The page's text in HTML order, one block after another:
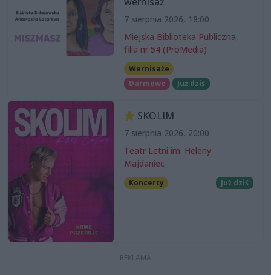
7 sierpnia 2026, 18:00
Miejska Biblioteka Publiczna,
filia nr 54 (ProMedia)
Wernisaże
Darmowe
Już dziś
SKOLIM
7 sierpnia 2026, 20:00
Teatr Letni im. Heleny
Majdaniec
Koncerty Już dziś